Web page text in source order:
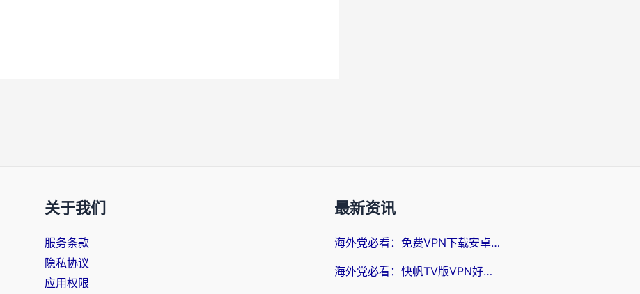
关于我们
服务条款
隐私协议
应用权限
最新资讯
海外党必看：免费VPN下载安卓+3步选对国外到国内加速器，无缝刷国内资源
海外党必看：快帆TV版VPN好用吗？和斧牛手游VPN对比哪个回国效果更好？附电脑翻墙回国实用技巧